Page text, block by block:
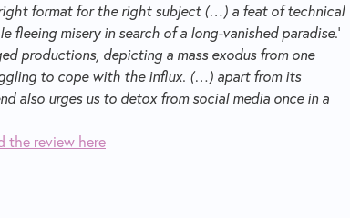
format for the right subject (…) a feat of technical
misery in search of a long-vanished paradise.'
productions, depicting a mass exodus from one
to cope with the influx. (…) apart from its
also urges us to detox from social media once in a
the review here